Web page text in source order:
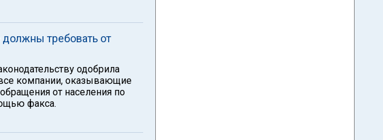
требовать от
одобрила
компании, оказывающие
от населения по
факса.